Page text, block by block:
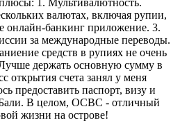
валютах, включая рупии,
онлайн-банкинг приложение. 3.
за международные переводы.
средств в рупиях не очень
держать основную сумму в
открытия счета занял у меня
предоставить паспорт, визу и
В целом, OCBC - отличный
жизни на острове!